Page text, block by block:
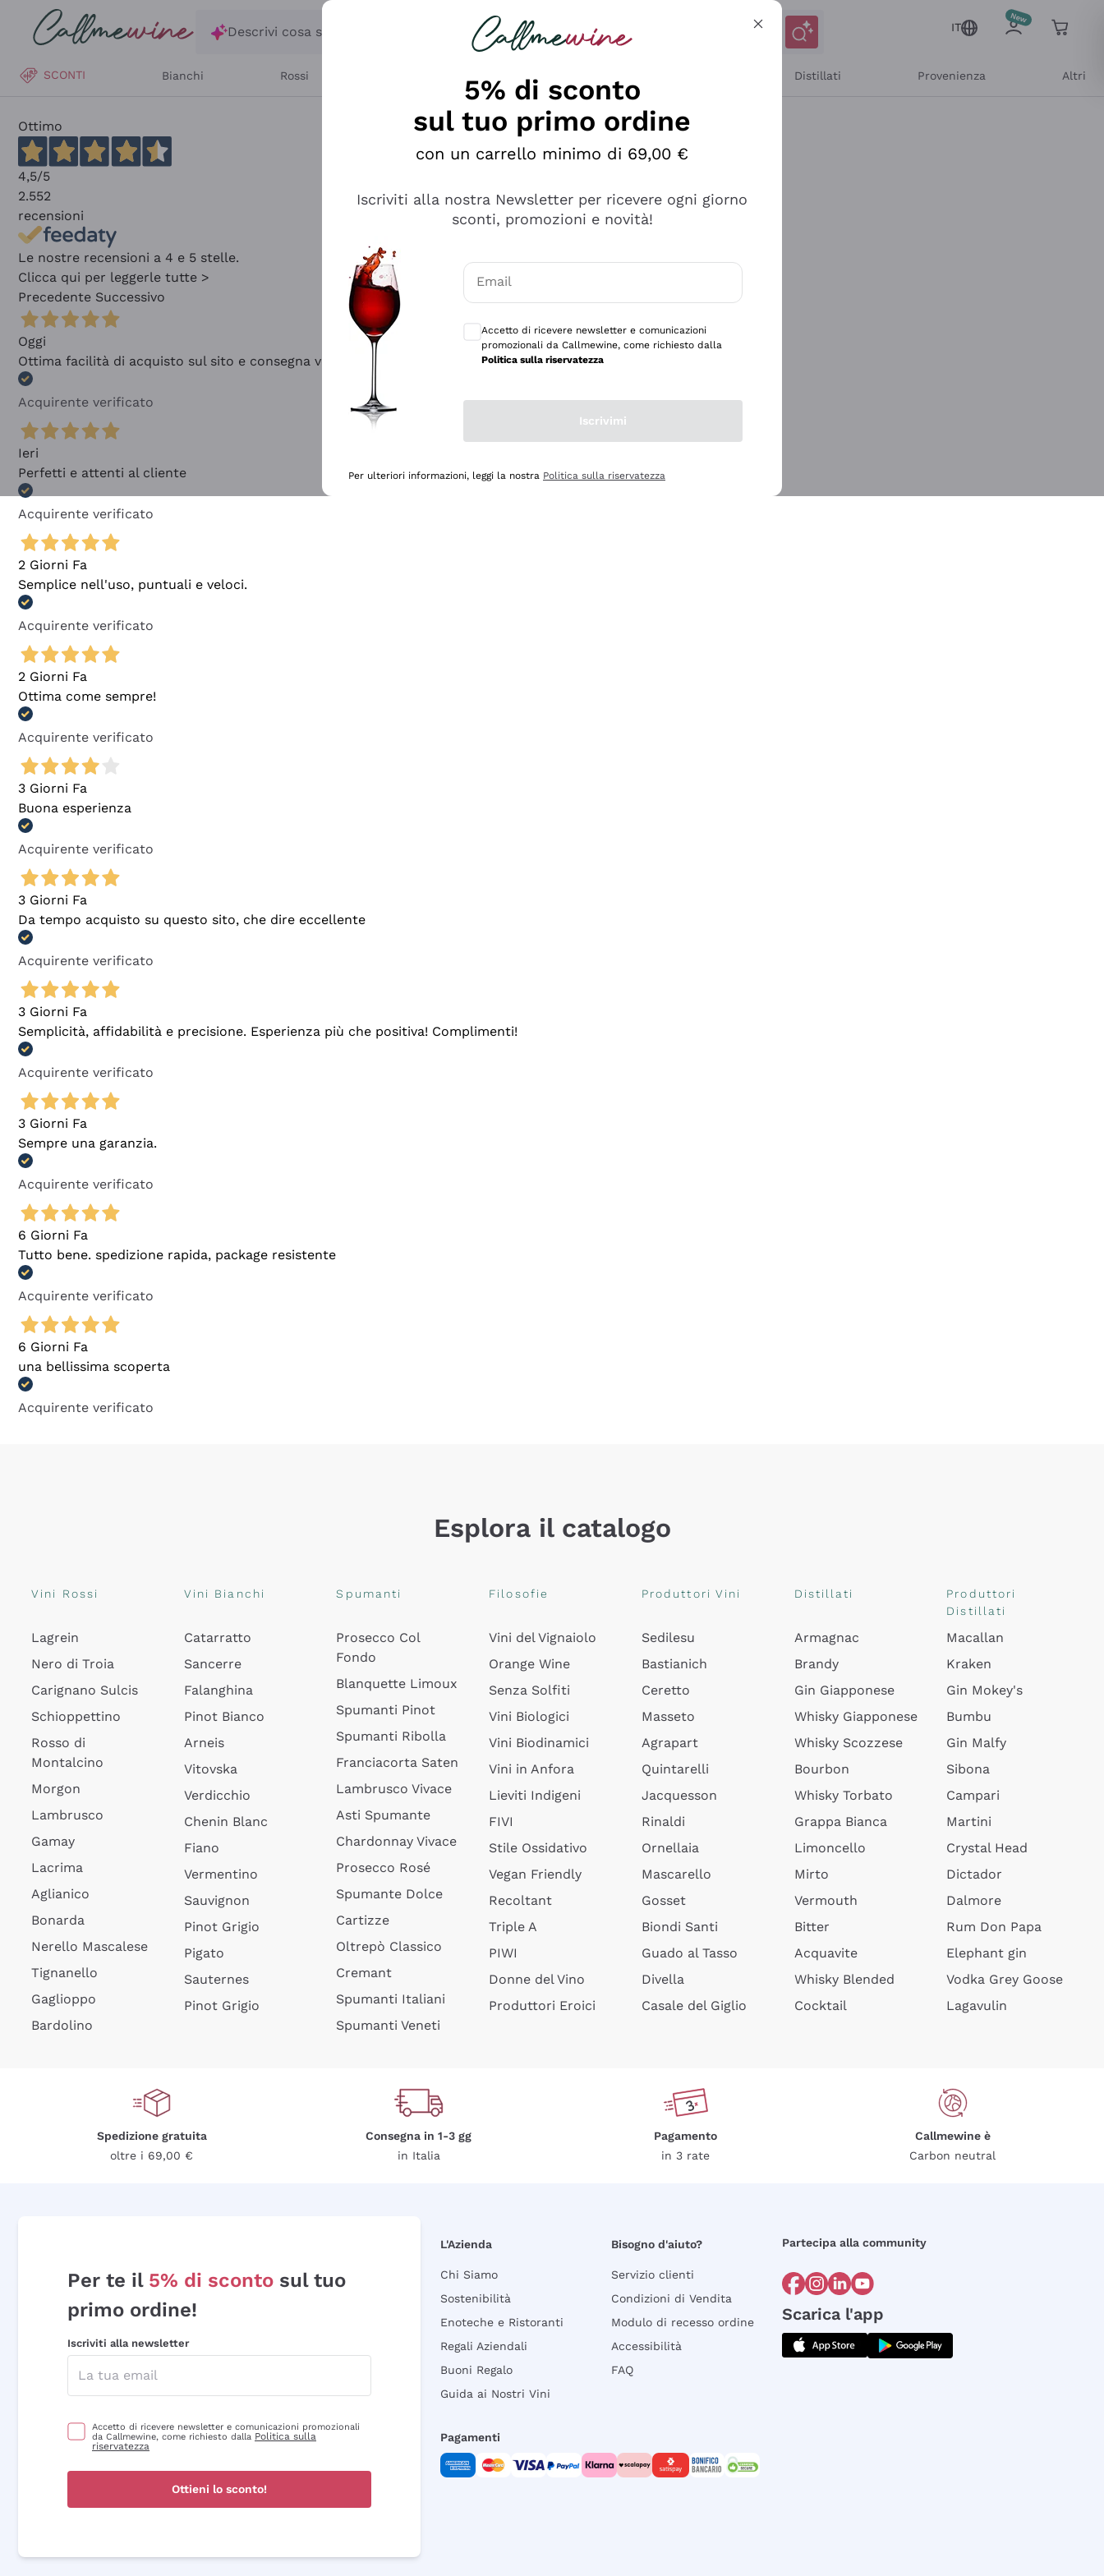
Salta al contenuto principale
Descrivi cosa stai cercando
IT
SCONTI Bianchi Rossi Distillati Provenienza Altri
Ottimo
4,5/5
2.552
recensioni
Le nostre recensioni a 4 e 5 stelle.
Clicca qui per leggerle tutte >
Precedente Successivo
Oggi
Ottima facilità di acquisto sul sito e consegna velocissima
Acquirente verificato
Ieri
Perfetti e attenti al cliente
Acquirente verificato
2 Giorni Fa
Semplice nell'uso, puntuali e veloci.
Acquirente verificato
2 Giorni Fa
Ottima come sempre!
Acquirente verificato
3 Giorni Fa
Buona esperienza
Acquirente verificato
3 Giorni Fa
Da tempo acquisto su questo sito, che dire eccellente
Acquirente verificato
3 Giorni Fa
Semplicità, affidabilità e precisione. Esperienza più che positiva! Complimenti!
Acquirente verificato
3 Giorni Fa
Sempre una garanzia.
Acquirente verificato
6 Giorni Fa
Tutto bene. spedizione rapida, package resistente
Acquirente verificato
6 Giorni Fa
una bellissima scoperta
Acquirente verificato
Esplora il catalogo
Vini Rossi
Lagrein
Nero di Troia
Carignano Sulcis
Schioppettino
Rosso di
Montalcino
Morgon
Lambrusco
Gamay
Lacrima
Aglianico
Bonarda
Nerello Mascalese
Tignanello
Gaglioppo
Bardolino
Vini Bianchi
Catarratto
Sancerre
Falanghina
Pinot Bianco
Arneis
Vitovska
Verdicchio
Chenin Blanc
Fiano
Vermentino
Sauvignon
Pinot Grigio
Pigato
Sauternes
Pinot Grigio
Spumanti
Prosecco Col
Fondo
Blanquette Limoux
Spumanti Pinot
Spumanti Ribolla
Franciacorta Saten
Lambrusco Vivace
Asti Spumante
Chardonnay Vivace
Prosecco Rosé
Spumante Dolce
Cartizze
Oltrepò Classico
Cremant
Spumanti Italiani
Spumanti Veneti
Filosofie
Vini del Vignaiolo
Orange Wine
Senza Solfiti
Vini Biologici
Vini Biodinamici
Vini in Anfora
Lieviti Indigeni
FIVI
Stile Ossidativo
Vegan Friendly
Recoltant
Triple A
PIWI
Donne del Vino
Produttori Eroici
Produttori Vini
Sedilesu
Bastianich
Ceretto
Masseto
Agrapart
Quintarelli
Jacquesson
Rinaldi
Ornellaia
Mascarello
Gosset
Biondi Santi
Guado al Tasso
Divella
Casale del Giglio
Distillati
Armagnac
Brandy
Gin Giapponese
Whisky Giapponese
Whisky Scozzese
Bourbon
Whisky Torbato
Grappa Bianca
Limoncello
Mirto
Vermouth
Bitter
Acquavite
Whisky Blended
Cocktail
Produttori
Distillati
Macallan
Kraken
Gin Mokey's
Bumbu
Gin Malfy
Sibona
Campari
Martini
Crystal Head
Dictador
Dalmore
Rum Don Papa
Elephant gin
Vodka Grey Goose
Lagavulin
Spedizione gratuita
oltre i 69,00 €
Consegna in 1-3 gg
in Italia
Pagamento
in 3 rate
Callmewine è
Carbon neutral
Per te il 5% di sconto sul tuo
primo ordine!
Iscriviti alla newsletter
Accetto di ricevere newsletter e comunicazioni promozionali
da Callmewine, come richiesto dalla Politica sulla
riservatezza
Ottieni lo sconto!
L'Azienda
Chi Siamo
Sostenibilità
Enoteche e Ristoranti
Regali Aziendali
Buoni Regalo
Guida ai Nostri Vini
Bisogno d'aiuto?
Servizio clienti
Condizioni di Vendita
Modulo di recesso ordine
Accessibilità
FAQ
Partecipa alla community
Scarica l'app
Pagamenti
5% di sconto
sul tuo primo ordine
con un carrello minimo di 69,00 €
Iscriviti alla nostra Newsletter per ricevere ogni giorno
sconti, promozioni e novità!
Email
Accetto di ricevere newsletter e comunicazioni
promozionali da Callmewine, come richiesto dalla
Politica sulla riservatezza
Iscrivimi
Per ulteriori informazioni, leggi la nostra Politica sulla riservatezza